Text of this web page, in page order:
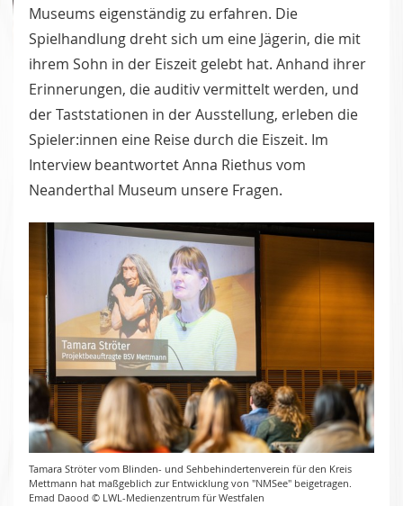
Museums eigenständig zu erfahren. Die
Spielhandlung dreht sich um eine Jägerin, die mit
ihrem Sohn in der Eiszeit gelebt hat. Anhand ihrer
Erinnerungen, die auditiv vermittelt werden, und
der Taststationen in der Ausstellung, erleben die
Spieler:innen eine Reise durch die Eiszeit. Im
Interview beantwortet Anna Riethus vom
Neanderthal Museum unsere Fragen.
Tamara Ströter vom Blinden- und Sehbehindertenverein für den Kreis
Mettmann hat maßgeblich zur Entwicklung von "NMSee" beigetragen.
Emad Daood © LWL-Medienzentrum für Westfalen